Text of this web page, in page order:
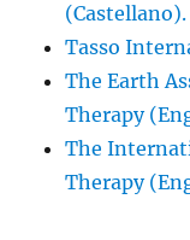
(Castellano).
Tasso
The Earth
Therapy
The
Therapy